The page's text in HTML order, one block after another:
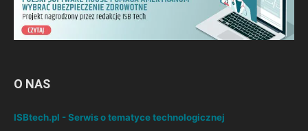
O NAS
ISBtech.pl - Serwis o tematyce technologicznej